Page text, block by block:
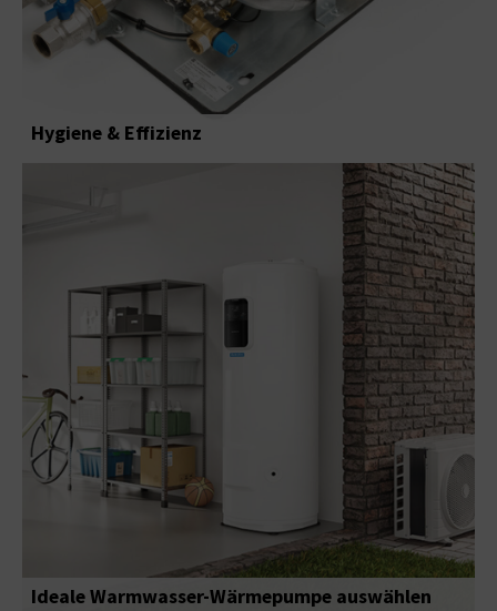
Hygiene & Effizienz
Ideale Warmwasser-Wärmepumpe auswählen